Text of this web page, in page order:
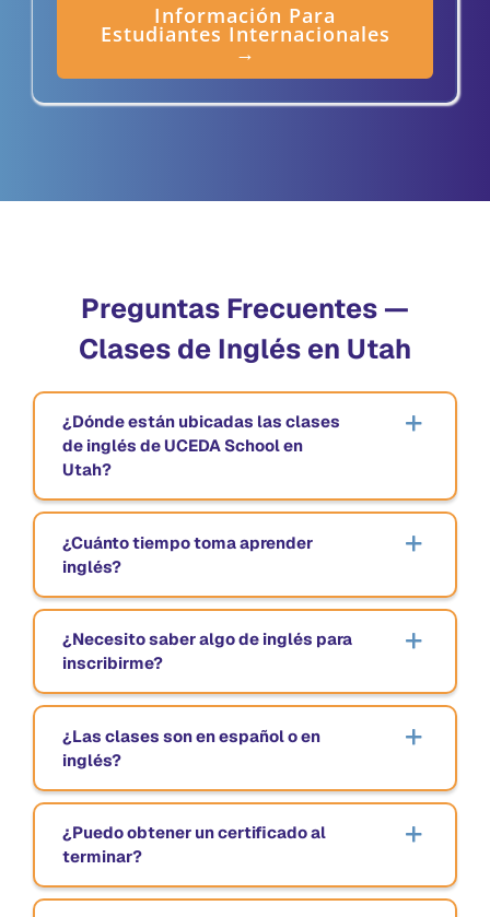
Información Para
Estudiantes Internacionales
→
Preguntas Frecuentes —
Clases de Inglés en Utah
¿Dónde están ubicadas las clases
de inglés de UCEDA School en
Utah?
¿Cuánto tiempo toma aprender
inglés?
¿Necesito saber algo de inglés para
inscribirme?
¿Las clases son en español o en
inglés?
¿Puedo obtener un certificado al
terminar?